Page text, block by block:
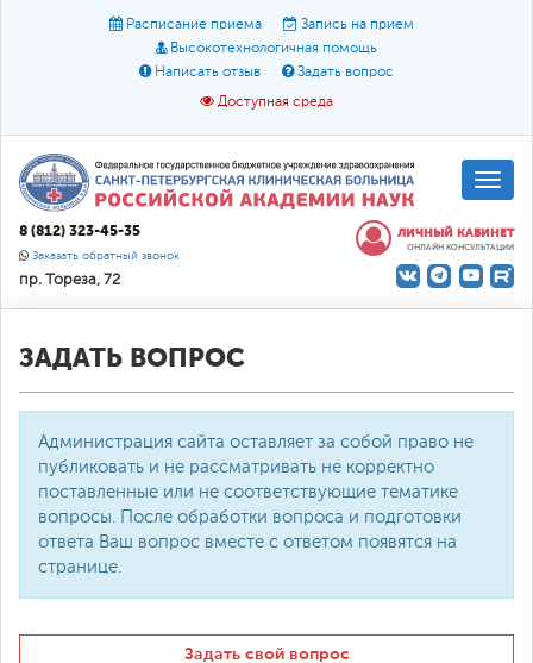
Расписание приема
Запись на прием
Высокотехнологичная помощь
Написать отзыв
Задать вопрос
Доступная среда
Размер шрифта: A A A
Цвет:
О доступной среде
8 (812) 323-45-35
Заказать обратный звонок
пр. Тореза, 72
ЛИЧНЫЙ КАБИНЕТ
ОНЛАЙН КОНСУЛЬТАЦИИ
ЗАДАТЬ ВОПРОС
Администрация сайта оставляет за собой право не
публиковать и не рассматривать не корректно
поставленные или не соответствующие тематике
вопросы. После обработки вопроса и подготовки
ответа Ваш вопрос вместе с ответом появятся на
странице.
Задать свой вопрос